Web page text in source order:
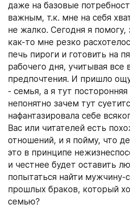
даже на базовые
важным, т.к. мне на себя
не жалко. Сегодня я помогу,
как-то мне резко
печь пироги и готовить на
рабочего дня, учитывая все
предпочтения. И пришло
- семья, а я тут
непонятно зачем тут
нафантазировала себе
Вас или читателей есть
отношений, и я пойму, что
это в принципе
и честнее будет оставить
попытаться найти мужчину-
прошлых браков, который
семью?